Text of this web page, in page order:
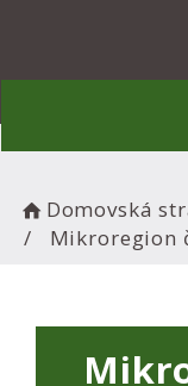
Domovská
Mikroregion